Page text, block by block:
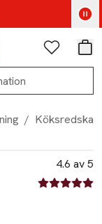
Favoriter
/ Köksredskap
4.6 av 5
4.6 av fem